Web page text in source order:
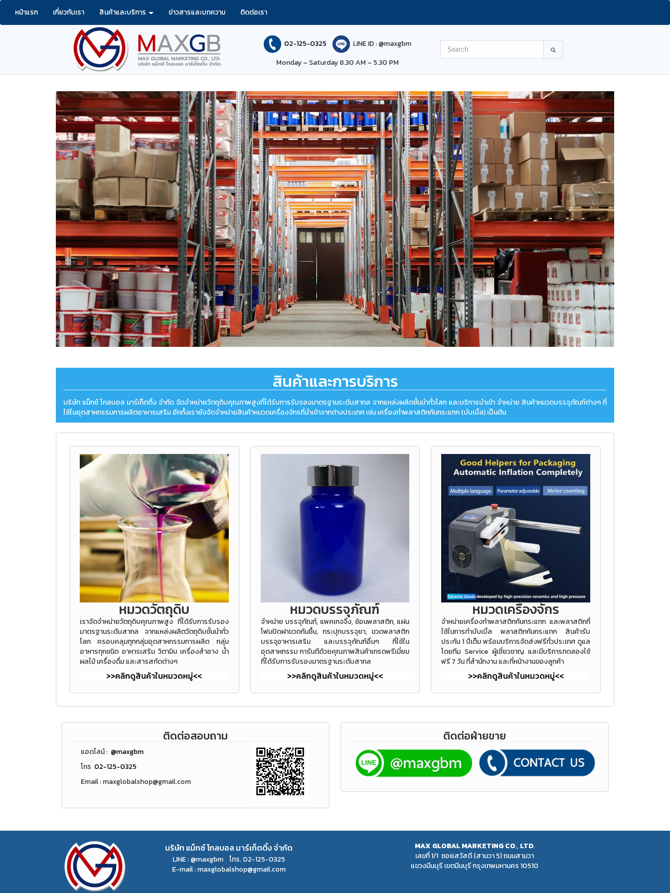
หน้าแรก เกี่ยวกับเรา สินค้าและบริการ ข่าวสารและบทความ ติดต่อเรา
02-125-0325
LINE ID : @maxgbm
Monday – Saturday 8.30 AM – 5.30 PM
สินค้าและการบริการ
บริษัท แม็กซ์ โกลบอล มาร์เก็ตติ้ง จำกัด จัดจำหน่ายวัตถุดิบคุณภาพสูงที่ได้รับการรับรองมาตรฐานระดับสากล จากแหล่งผลิตชั้นนำทั่วโลก และบริการนำเข้า จำหน่าย สินค้าหมวดบรรจุภัณฑ์ต่างๆ ที่
ใช้ในอุตสาหกรรมการผลิตอาหารเสริม อีกทั้งเรายังจัดจำหน่ายสินค้าหมวดเครื่องจักรที่นำเข้าจากต่างประเทศ เช่น เครื่องทำพลาสติกกันกระแทก (บับเบิ้ล) เป็นต้น
หมวดวัตถุดิบ
เราจัดจำหน่ายวัตถุดิบคุณภาพสูง ที่ได้รับการรับรอง
มาตรฐานระดับสากล จากแหล่งผลิตวัตถุดิบชั้นนำทั่ว
โลก ครอบคลุมทุกกลุ่มอุตสาหกรรมการผลิต กลุ่ม
อาหารทุกชนิด อาหารเสริม วิตามิน เครื่องสำอาง น้ำ
ผลไม้ เครื่องดื่ม และสารสกัดต่างๆ
>>คลิกดูสินค้าในหมวดหมู่<<
หมวดบรรจุภัณฑ์
จำหน่าย บรรจุภัณฑ์, แพคเกจจิ้ง, ช้อนพลาสติก, แผ่น
โฟมปิดฝาขวดกันชื้น, กระปุกบรรจุยา, ขวดพลาสติก
บรรจุอาหารเสริม และบรรจุภัณฑ์อื่นๆ ที่ใช้ใน
อุตสาหกรรม การันตีด้วยคุณภาพสินค้าเกรดพรีเมี่ยม
ที่ได้รับการรับรองมาตรฐานระดับสากล
>>คลิกดูสินค้าในหมวดหมู่<<
หมวดเครื่องจักร
จำหน่ายเครื่องทำพลาสติกกันกระแทก และพลาสติกที่
ใช้ในการทำบับเบิ้ล พลาสติกกันกระแทก สินค้ารับ
ประกัน 1 ปีเต็ม พร้อมบริการจัดส่งฟรีทั่วประเทศ ดูแล
โดยทีม Service ผู้เชี่ยวชาญ และมีบริการทดลองใช้
ฟรี 7 วัน ที่สำนักงาน และที่หน้างานของลูกค้า
>>คลิกดูสินค้าในหมวดหมู่<<
ติดต่อสอบถาม
แอดไลน์ : @maxgbm
โทร 02-125-0325
Email : maxglobalshop@gmail.com
ติดต่อฝ่ายขาย
บริษัท แม็กซ์ โกลบอล มาร์เก็ตติ้ง จำกัด
LINE : @maxgbm โทร.02-125-0325
E-mail :maxglobalshop@gmail.com
MAX GLOBAL MARKETING CO.,LTD.
เลขที่ 1/1 ซอยสวัสดี (สามวา 5) ถนนสามวา
แขวงมีนบุรี เขตมีนบุรี กรุงเทพมหานคร 10510